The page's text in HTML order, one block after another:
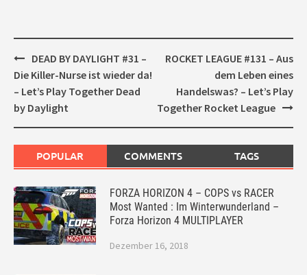
Post
navigation
DEAD BY DAYLIGHT #31 –
Die Killer-Nurse ist wieder da!
– Let’s Play Together Dead
by Daylight
ROCKET LEAGUE #131 – Aus
dem Leben eines
Handelswas? – Let’s Play
Together Rocket League
POPULAR COMMENTS TAGS
FORZA HORIZON 4 – COPS vs RACER
Most Wanted : Im Winterwunderland –
Forza Horizon 4 MULTIPLAYER
Dezember 16, 2018